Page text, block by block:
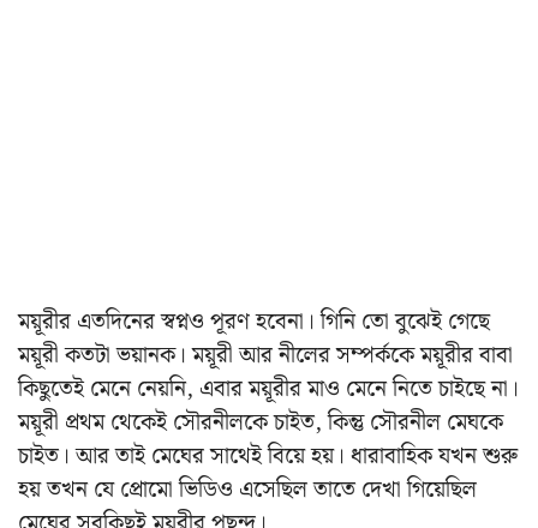
ময়ূরীর এতদিনের স্বপ্নও পূরণ হবেনা। গিনি তো বুঝেই গেছে
ময়ূরী কতটা ভয়ানক। ময়ূরী আর নীলের সম্পর্ককে ময়ূরীর বাবা
কিছুতেই মেনে নেয়নি, এবার ময়ূরীর মাও মেনে নিতে চাইছে না।
ময়ূরী প্রথম থেকেই সৌরনীলকে চাইত, কিন্তু সৌরনীল মেঘকে
চাইত। আর তাই মেঘের সাথেই বিয়ে হয়। ধারাবাহিক যখন শুরু
হয় তখন যে প্রোমো ভিডিও এসেছিল তাতে দেখা গিয়েছিল